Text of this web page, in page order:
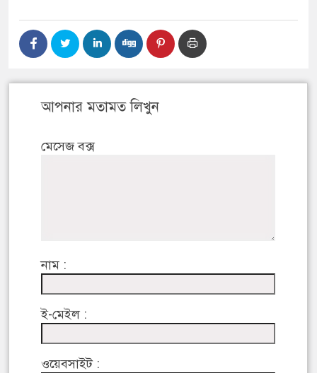
আপনার মতামত লিখুন
মেসেজ বক্স
নাম :
ই-মেইল :
ওয়েবসাইট :